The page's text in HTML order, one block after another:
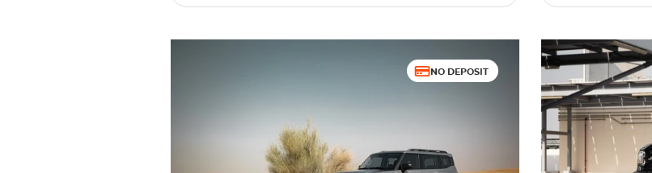
NO DEPOSIT